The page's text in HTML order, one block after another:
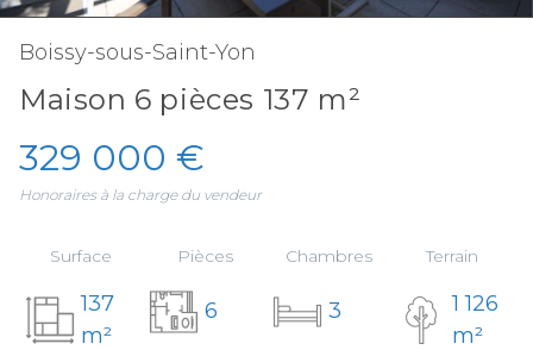
Boissy-sous-Saint-Yon
Maison 6 pièces 137 m²
329 000 €
Honoraires à la charge du vendeur
Surface
137
m²
Pièces
6
Chambres
3
Terrain
1 126
m²